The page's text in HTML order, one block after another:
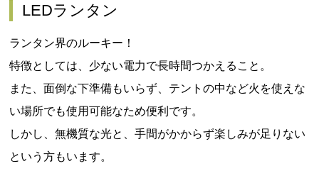
LEDランタン
ランタン界のルーキー！
特徴としては、少ない電力で長時間つかえること。
また、面倒な下準備もいらず、テントの中など火を使えな
い場所でも使用可能なため便利です。
しかし、無機質な光と、手間がかからず楽しみが足りない
という方もいます。